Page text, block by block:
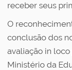
receber seus
O
conclusão dos
avaliação in
Ministério da